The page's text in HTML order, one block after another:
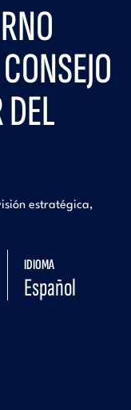
estratégica,
IDIOMA
Español